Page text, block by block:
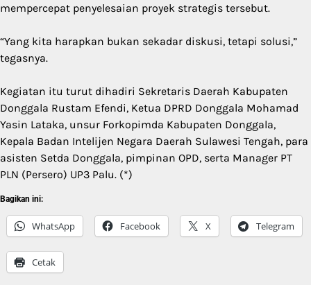
mempercepat penyelesaian proyek strategis tersebut.
“Yang kita harapkan bukan sekadar diskusi, tetapi solusi,”
tegasnya.
Kegiatan itu turut dihadiri Sekretaris Daerah Kabupaten
Donggala Rustam Efendi, Ketua DPRD Donggala Mohamad
Yasin Lataka, unsur Forkopimda Kabupaten Donggala,
Kepala Badan Intelijen Negara Daerah Sulawesi Tengah, para
asisten Setda Donggala, pimpinan OPD, serta Manager PT
PLN (Persero) UP3 Palu. (*)
Bagikan ini:
WhatsApp Facebook X Telegram
Cetak